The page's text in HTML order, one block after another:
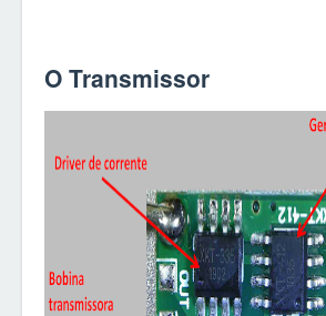
O Transmissor